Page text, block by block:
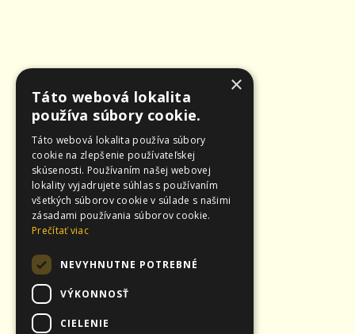
×
Táto webová lokalita
používa súbory cookie.
Táto webová lokalita používa súbory
cookie na zlepšenie používateľskej
skúsenosti. Používaním našej webovej
lokality vyjadrujete súhlas s používaním
všetkých súborov cookie v súlade s našimi
zásadami používania súborov cookie.
Prečítať viac
NEVYHNUTNE POTREBNÉ
VÝKONNOSŤ
CIELENIE